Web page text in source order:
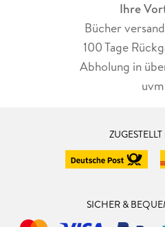
Ihre
Bücher
100 Tage
Abholung in
SICHER &